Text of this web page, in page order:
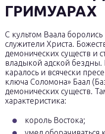
ГРИМУАРАХ
С культом Ваала
служители Христа.
демонических существ и
владыкой адской
каралось и всячески
ключа Соломона» Баал
демонических существ.
характеристика:
король Востока;